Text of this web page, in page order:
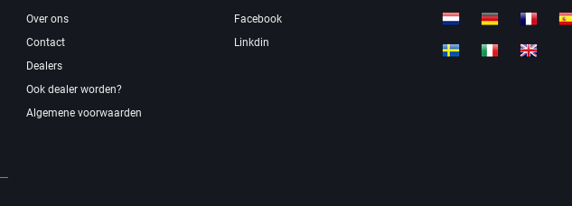
Over ons
Contact
Dealers
Ook dealer worden?
Algemene voorwaarden
Facebook
Linkdin